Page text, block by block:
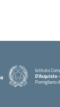
Istituto
D'Acquisto
Pomigliano
— Visita la